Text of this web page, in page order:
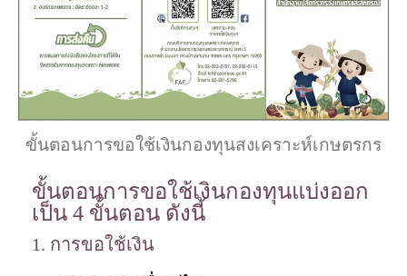
ขั้นตอนการขอใช้เงินกองทุนสงเคราะห์เกษตรกร
ขั้นตอนการขอใช้เงินกองทุนแบ่งออก
เป็น 4 ขั้นตอน ดังนี้
1. การขอใช้เงิน